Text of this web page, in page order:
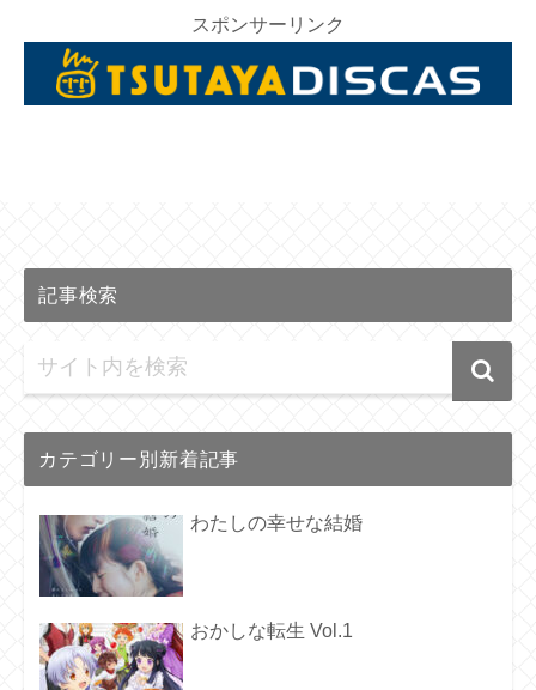
スポンサーリンク
記事検索
カテゴリー別新着記事
わたしの幸せな結婚
おかしな転生 Vol.1